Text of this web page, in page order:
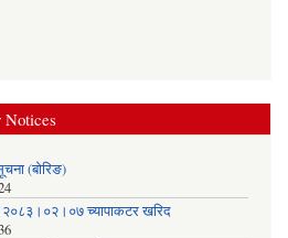
Notices
(बोरिङ)
२०८३।०२।०७ च्यापाकटर खरिद